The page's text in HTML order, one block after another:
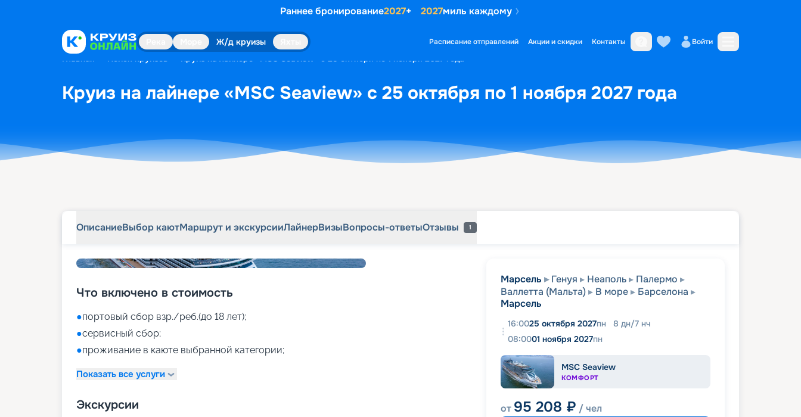
Раннее бронирование2027+ 2027миль каждому
Ж/д круизы Расписание отправлений Акции и скидки Контакты Войти
Главная Поиск круизов Круиз на лайнере «MSC Seaview» с 25 октября по 1 ноября 2027 года
Круиз на лайнере «MSC Seaview» с 25 октября по 1 ноября 2027 года
ОписаниеВыбор каютМаршрут и экскурсииЛайнерВизыВопросы-ответыОтзывы 1
Что включено в стоимость
●портовый сбор взр./реб.(до 18 лет);
●сервисный сбор;
●проживание в каюте выбранной категории;
Показать все услуги
Экскурсии
Марсель Генуя Неаполь
Палермо
Валлетта (Мальта)
В море
Барселона
Марсель
16:0025 октября 2027пн 8 дн/7 нч
08:0001 ноября 2027пн
MSC Seaview
КОМФОРТ
от 95 208 ₽ / чел